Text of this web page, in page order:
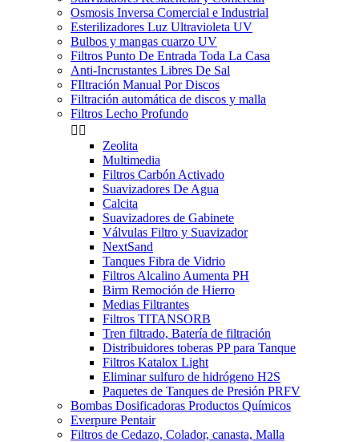
Osmosis Inversa Comercial e Industrial
Esterilizadores Luz Ultravioleta UV
Bulbos y mangas cuarzo UV
Filtros Punto De Entrada Toda La Casa
Anti-Incrustantes Libres De Sal
FIltración Manual Por Discos
Filtración automática de discos y malla
Filtros Lecho Profundo
 
Zeolita
Multimedia
Filtros Carbón Activado
Suavizadores De Agua
Calcita
Suavizadores de Gabinete
Válvulas Filtro y Suavizador
NextSand
Tanques Fibra de Vidrio
Filtros Alcalino Aumenta PH
Birm Remoción de Hierro
Medias Filtrantes
Filtros TITANSORB
Tren filtrado, Batería de filtración
Distribuidores toberas PP para Tanque
Filtros Katalox Light
Eliminar sulfuro de hidrógeno H2S
Paquetes de Tanques de Presión PRFV
Bombas Dosificadoras Productos Químicos
Everpure Pentair
Filtros de Cedazo, Colador, canasta, Malla